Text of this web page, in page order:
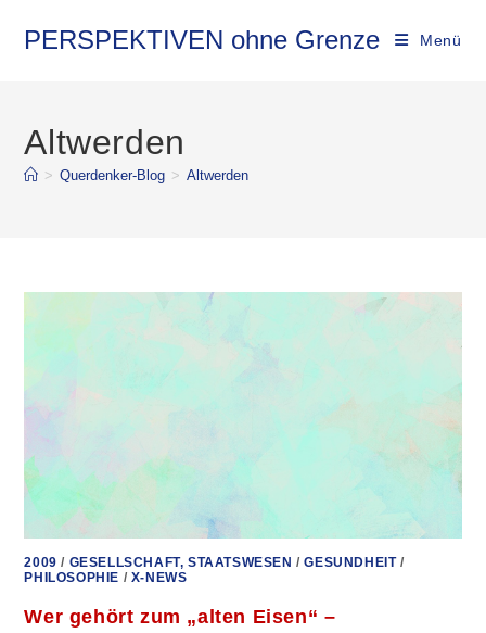
InhaltPERSPEKTIVEN ohne Grenze Menü
Altwerden
> Querdenker-Blog > Altwerden
2009 / GESELLSCHAFT, STAATSWESEN /GESUNDHEIT/
PHILOSOPHIE / X-NEWS
Wer gehört zum „alten Eisen“ –